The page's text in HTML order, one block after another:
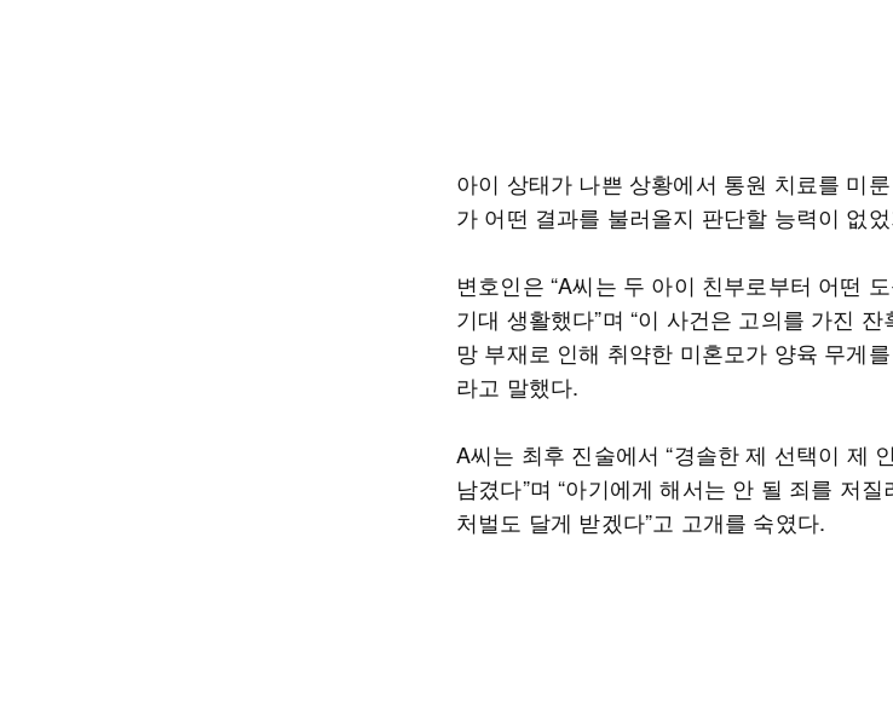
아이 상태가 나쁜 상황에서 통원 치료를 미
가 어떤 결과를 불러올지 판단할 능력이 없
변호인은 “A씨는 두 아이 친부로부터 어떤
기대 생활했다”며 “이 사건은 고의를 가진
망 부재로 인해 취약한 미혼모가 양육 무게
라고 말했다.
A씨는 최후 진술에서 “경솔한 제 선택이 제
남겼다”며 “아기에게 해서는 안 될 죄를 저
처벌도 달게 받겠다”고 고개를 숙였다.